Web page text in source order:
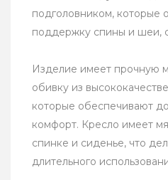
подголовником, которые
поддержку спины и шеи,
Изделие имеет прочную
обивку из
которые обеспечивают
комфорт. Кресло имеет
спинке и сиденье, что
длительного